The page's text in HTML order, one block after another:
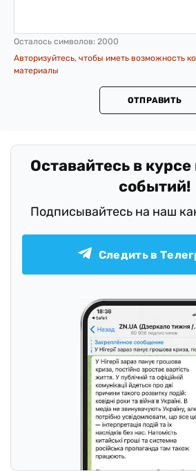
Осталось символов: 2000
Авторизуйтесь, чтобы иметь возможность
материалы
ОТПРАВИТЬ
Оставайтесь в курсе
Следить в